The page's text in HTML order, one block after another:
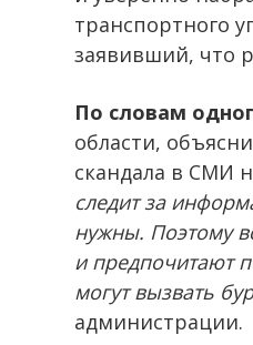
транспортного
заявивший, что
По словам
области,
скандала в СМИ
следит за
нужны. Поэтому
и предпочитают
могут вызвать
администрации.